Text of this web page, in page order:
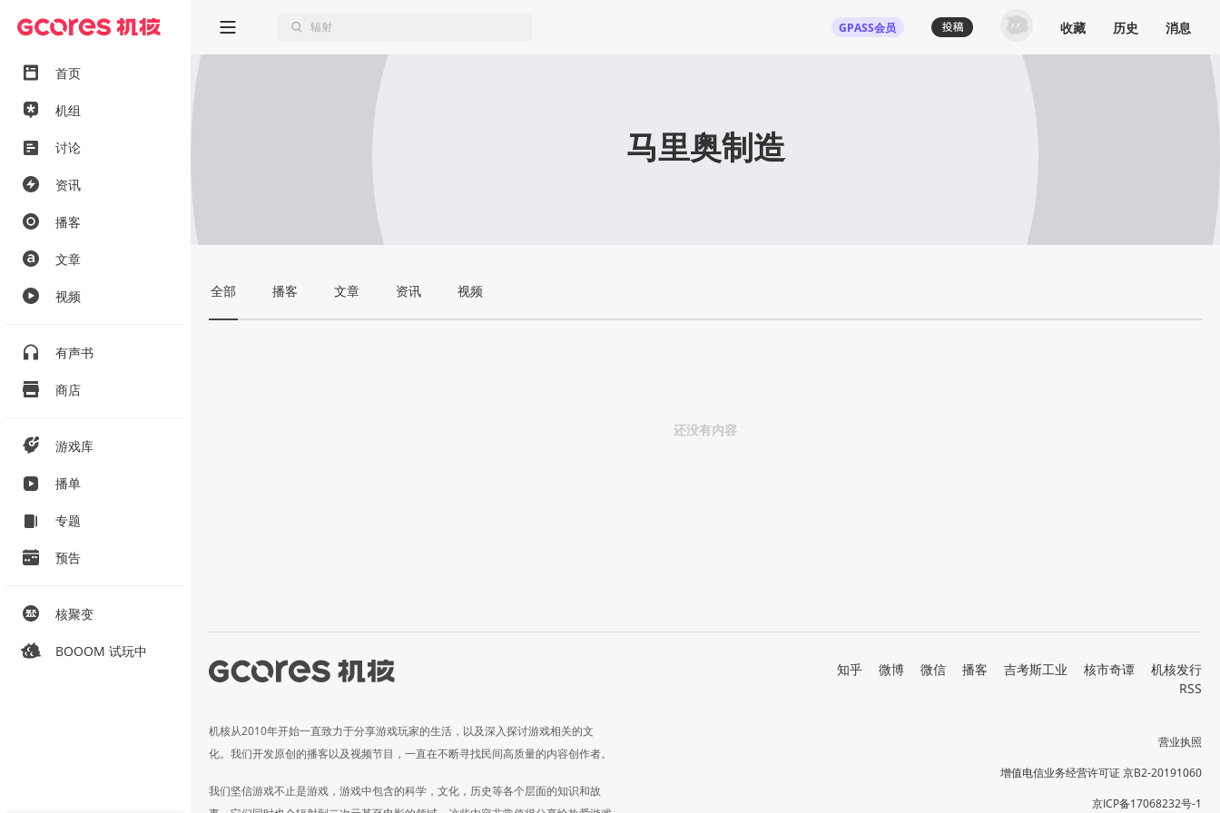
首页
机组
讨论
资讯
播客
文章
视频
有声书
商店
游戏库
播单
专题
预告
核聚变
BOOOM 试玩中
GPASS会员 收藏 历史 消息
马里奥制造
全部 播客 文章 资讯 视频
还没有内容
机核从2010年开始一直致力于分享游戏玩家的生活，以及深入探讨游戏相关的文
化。我们开发原创的播客以及视频节目，一直在不断寻找民间高质量的内容创作者。
我们坚信游戏不止是游戏，游戏中包含的科学，文化，历史等各个层面的知识和故
知乎 微博 微信 播客 吉考斯工业 核市奇谭
机核发行
RSS
营业执照
增值电信业务经营许可证 京B2-20191060
京ICP备17068232号-1